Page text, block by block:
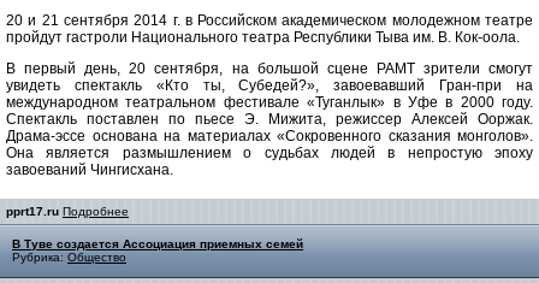
20 и 21 сентября 2014 г. в Российском академическом молодежном театре
пройдут гастроли Национального театра Республики Тыва им. В. Кок-оола.
В первый день, 20 сентября, на большой сцене РАМТ зрители смогут
увидеть спектакль «Кто ты, Субедей?», завоевавший Гран-при на
международном театральном фестивале «Туганлык» в Уфе в 2000 году.
Спектакль поставлен по пьесе Э. Мижита, режиссер Алексей Ооржак.
Драма-эссе основана на материалах «Сокровенного сказания монголов».
Она является размышлением о судьбах людей в непростую эпоху
завоеваний Чингисхана.
pprt17.ru Подробнее
В Туве создается Ассоциация приемных семей
Рубрика: Общество